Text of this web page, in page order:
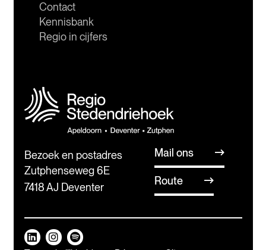
Contact
Kennisbank
Regio in cijfers
Bezoek en postadres
Zutphenseweg 6E
7418 AJ Deventer
Mail ons
Route